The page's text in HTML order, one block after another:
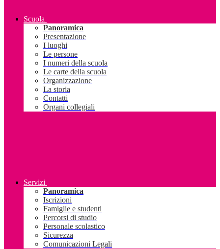
Scuola
Panoramica
Presentazione
I luoghi
Le persone
I numeri della scuola
Le carte della scuola
Organizzazione
La storia
Contatti
Organi collegiali
Servizi
Panoramica
Iscrizioni
Famiglie e studenti
Percorsi di studio
Personale scolastico
Sicurezza
Comunicazioni Legali